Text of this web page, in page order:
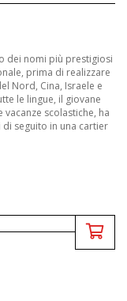
dei nomi più prestigiosi
prima di realizzare
Nord, Cina, Israele e
le lingue, il giovane
vacanze scolastiche, ha
seguito in una cartier